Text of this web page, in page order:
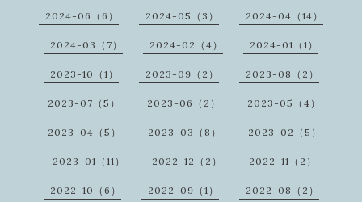
2024-06（6） 2024-05（3） 2024-04（14）
2024-03（7） 2024-02（4） 2024-01（1）
2023-10（1） 2023-09（2） 2023-08（2）
2023-07（5） 2023-06（2） 2023-05（4）
2023-04（5） 2023-03（8） 2023-02（5）
2023-01（11） 2022-12（2） 2022-11（2）
2022-10（6） 2022-09（1） 2022-08（2）